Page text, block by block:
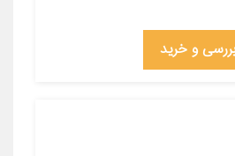
بررسی و خرید